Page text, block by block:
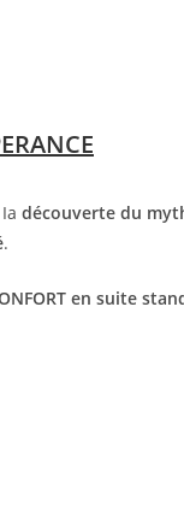
découverte du
.
en suite